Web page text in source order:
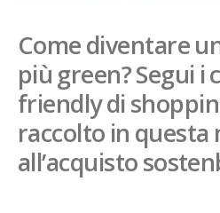
Come diventare
più green? Segui i
friendly di
raccolto in questa
all’acquisto